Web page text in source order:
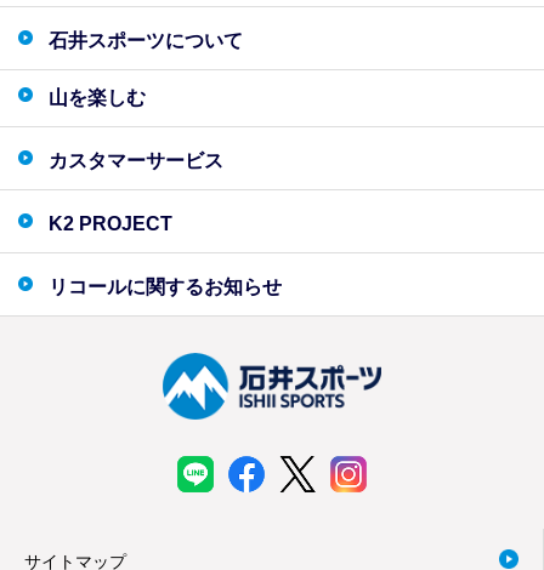
石井スポーツについて
山を楽しむ
カスタマーサービス
K2 PROJECT
リコールに関するお知らせ
サイトマップ